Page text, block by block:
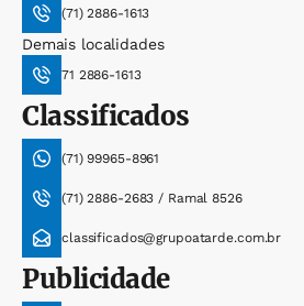
(71) 2886-1613
Demais localidades
71 2886-1613
Classificados
(71) 99965-8961
(71) 2886-2683 / Ramal 8526
classificados@grupoatarde.com.br
Publicidade